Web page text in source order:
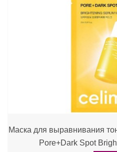
Маска для выравнивания
Pore+Dark Spot